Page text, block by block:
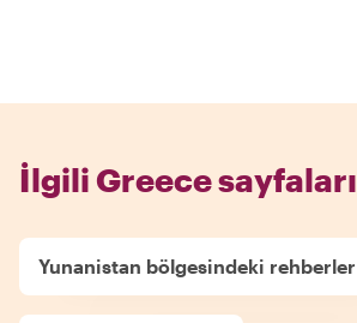
İlgili Greece sayfaları
Yunanistan bölgesindeki rehberler